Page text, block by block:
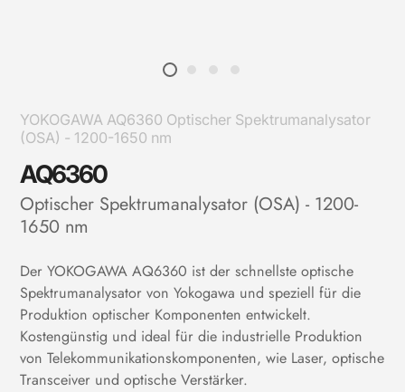
YOKOGAWA AQ6360 Optischer Spektrumanalysator
(OSA) - 1200-1650 nm
AQ6360
Optischer Spektrumanalysator (OSA) - 1200-
1650 nm
Der YOKOGAWA AQ6360 ist der schnellste optische
Spektrumanalysator von Yokogawa und speziell für die
Produktion optischer Komponenten entwickelt.
Kostengünstig und ideal für die industrielle Produktion
von Telekommunikationskomponenten, wie Laser, optische
Transceiver und optische Verstärker.